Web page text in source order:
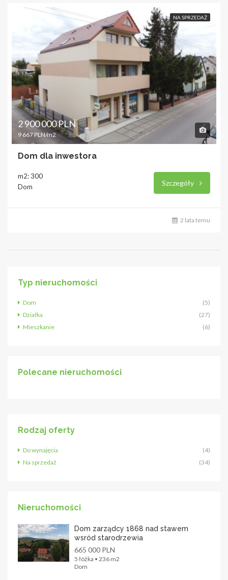
NA SPRZEDAŻ
2 900 000 PLN
9 667 PLN/m2
Dom dla inwestora
m2: 300
Dom
Szczegóły
2 lata temu
Typ nieruchomości
Dom
(5)
Działka
(27)
Mieszkanie
(6)
Polecane nieruchomości
Rodzaj oferty
Do wynajęcia
(4)
Na sprzedaż
(34)
Nieruchomości
Dom zarządcy 1868 nad stawem
wsród starodrzewia
665 000 PLN
5 łóżka • 236 m2
Dom